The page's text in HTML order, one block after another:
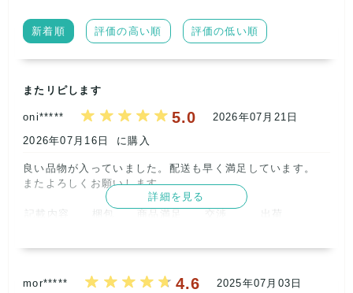
リユース品のためタグ付き商品も入る事がありますが、あくま
がある場合があります。
ショップやフリマ等での販売から個人使用までご自由にご利用
新着順 評価の高い順 評価の低い順
またリピします
oni***** 5.0
2026年07月21日
2026年07月16日
に購入
良い品物が入っていました。配送も早く満足しています。
またよろしくお願いします。
記載内容
梱包
商品満足
交渉
出荷
詳細を見る
mor***** 4.6
2025年07月03日